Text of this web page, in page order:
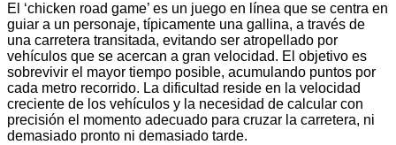
El ‘chicken road game’ es un juego en línea que se centra en
guiar a un personaje, típicamente una gallina, a través de
una carretera transitada, evitando ser atropellado por
vehículos que se acercan a gran velocidad. El objetivo es
sobrevivir el mayor tiempo posible, acumulando puntos por
cada metro recorrido. La dificultad reside en la velocidad
creciente de los vehículos y la necesidad de calcular con
precisión el momento adecuado para cruzar la carretera, ni
demasiado pronto ni demasiado tarde.